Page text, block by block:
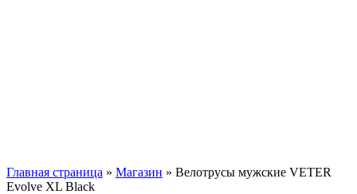
Главная страница » Магазин » Велотрусы мужские VETER
Evolve XL Black